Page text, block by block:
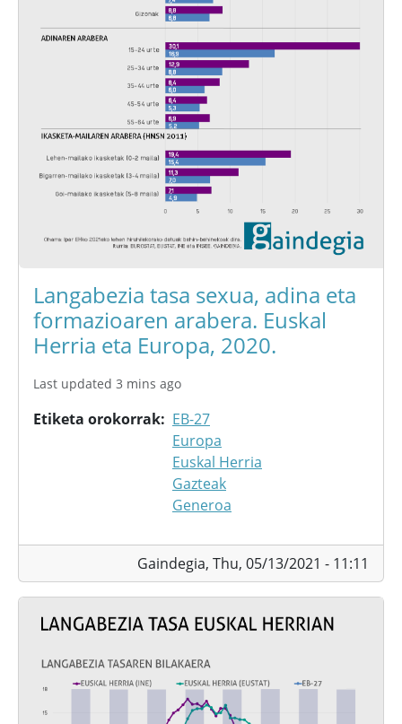
Langabezia tasa sexua, adina eta
formazioaren arabera. Euskal
Herria eta Europa, 2020.
Last updated 3 mins ago
Etiketa orokorrak
EB-27
Europa
Euskal Herria
Gazteak
Generoa
Gaindegia, Thu, 05/13/2021 - 11:11